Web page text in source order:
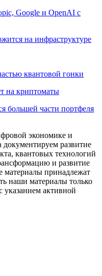
Google и OpenAI с
на инфраструктуре
квантовой гонки
на криптоматы
части портфеля
экономике и
документируем развитие
квантовых технологий
и развитие
материалы принадлежат
наши материалы только
указанием активной